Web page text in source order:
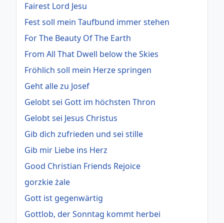
Fairest Lord Jesu
Fest soll mein Taufbund immer stehen
For The Beauty Of The Earth
From All That Dwell below the Skies
Fröhlich soll mein Herze springen
Geht alle zu Josef
Gelobt sei Gott im höchsten Thron
Gelobt sei Jesus Christus
Gib dich zufrieden und sei stille
Gib mir Liebe ins Herz
Good Christian Friends Rejoice
gorzkie żale
Gott ist gegenwärtig
Gottlob, der Sonntag kommt herbei